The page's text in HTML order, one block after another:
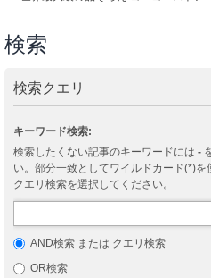
検索
検索クエリ
キーワード検索:
検索したくない記事のキーワードには -
い。部分一致としてワイルドカード(*)
クエリ検索を選択してください。
AND検索 または クエリ検索
OR検索